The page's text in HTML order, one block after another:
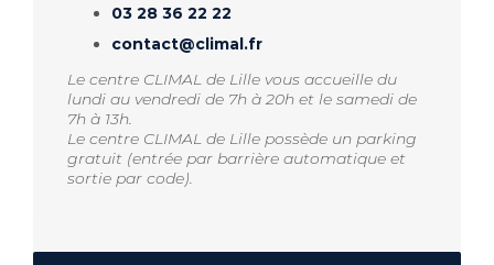
03 28 36 22 22
contact@climal.fr
Le centre CLIMAL de Lille vous accueille du
lundi au vendredi de 7h à 20h et le samedi de
7h à 13h.
Le centre CLIMAL de Lille possède un parking
gratuit (entrée par barrière automatique et
sortie par code).